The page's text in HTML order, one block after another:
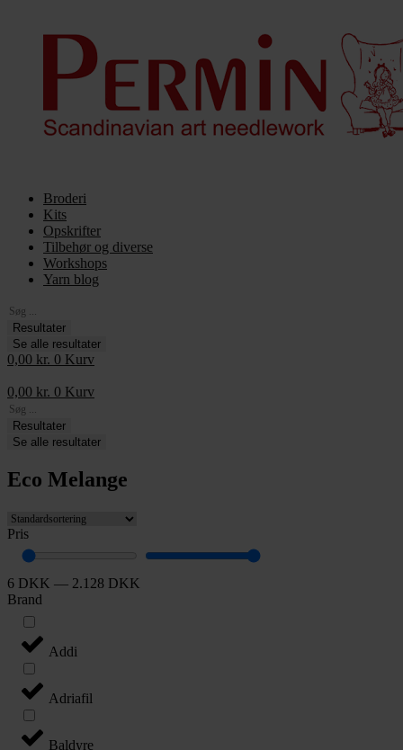
Broderi
Kits
Opskrifter
Tilbehør og diverse
Workshops
Yarn blog
Search
...Resultater
Se alle resultater
0,00 kr. 0 Kurv
0,00 kr. 0 Kurv
Search
...Resultater
Se alle resultater
Eco Melange
Pris
6 DKK — 2.128 DKK
Brand
Addi
Adriafil
Baldyre